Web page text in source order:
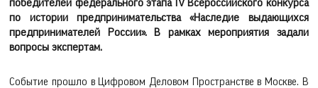
победителей федерального этапа IV Всероссийского конкурса
по истории предпринимательства «Наследие выдающихся
предпринимателей России». В рамках мероприятия задали
вопросы экспертам.
Событие прошло в Цифровом Деловом Пространстве в Москве. В